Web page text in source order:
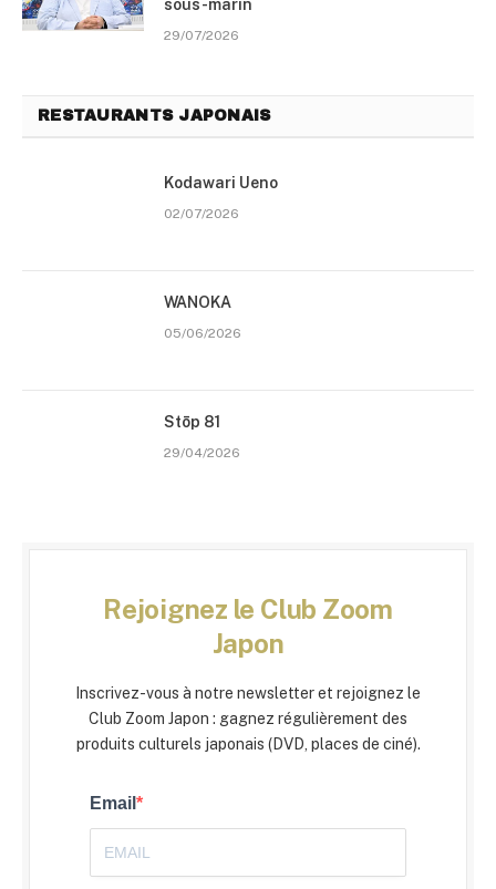
sous-marin
29/07/2026
RESTAURANTS JAPONAIS
Kodawari Ueno
02/07/2026
WANOKA
05/06/2026
Stōp 81
29/04/2026
Rejoignez le Club Zoom
Japon
Inscrivez-vous à notre newsletter et rejoignez le
Club Zoom Japon : gagnez régulièrement des
produits culturels japonais (DVD, places de ciné).
Email